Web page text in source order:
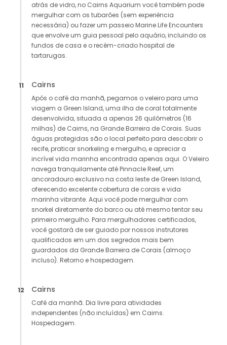
atrás de vidro, no Cairns Aquarium você também pode
mergulhar com os tubarões (sem experiência
necessária) ou fazer um passeio Marine Life Encounters
que envolve um guia pessoal pelo aquário, incluindo os
fundos de casa e o recém-criado hospital de
tartarugas.
11 Cairns
Após o café da manhã, pegamos o veleiro para uma
viagem a Green Island, uma ilha de coral totalmente
desenvolvida, situada a apenas 26 quilômetros (16
milhas) de Cairns, na Grande Barreira de Corais. Suas
águas protegidas são o local perfeito para descobrir o
recife, praticar snorkeling e mergulho, e apreciar a
incrível vida marinha encontrada apenas aqui. O Veleiro
navega tranquilamente até Pinnacle Reef, um
ancoradouro exclusivo na costa leste de Green Island,
oferecendo excelente cobertura de corais e vida
marinha vibrante. Aqui você pode mergulhar com
snorkel diretamente do barco ou até mesmo tentar seu
primeiro mergulho. Para mergulhadores certificados,
você gostará de ser guiado por nossos instrutores
qualificados em um dos segredos mais bem
guardados da Grande Barreira de Corais (almoço
incluso). Retorno e hospedagem.
12 Cairns
Café da manhã. Dia livre para atividades
independentes (não incluídas) em Cairns.
Hospedagem.